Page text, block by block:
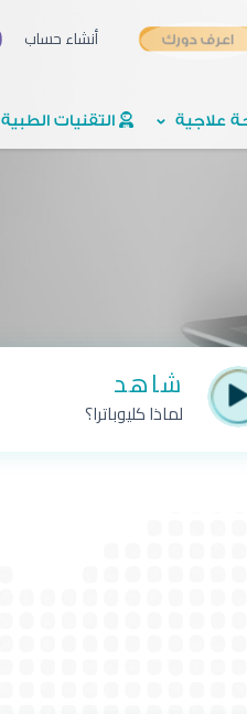
أنشاء حساب اعرف دورك
علاجية التقنيات الطبية
شاهد
لماذا كليوباترا؟